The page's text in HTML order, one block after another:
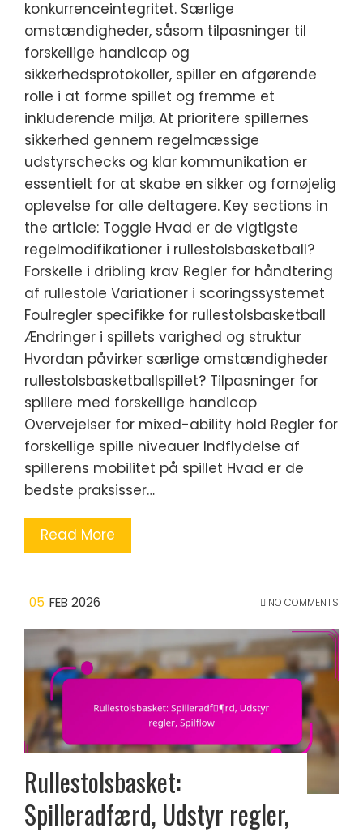
konkurrenceintegritet. Særlige
omstændigheder, såsom tilpasninger til
forskellige handicap og
sikkerhedsprotokoller, spiller en afgørende
rolle i at forme spillet og fremme et
inkluderende miljø. At prioritere spillernes
sikkerhed gennem regelmæssige
udstyrschecks og klar kommunikation er
essentielt for at skabe en sikker og fornøjelig
oplevelse for alle deltagere. Key sections in
the article: Toggle Hvad er de vigtigste
regelmodifikationer i rullestolsbasketball?
Forskelle i dribling krav Regler for håndtering
af rullestole Variationer i scoringssystemet
Foulregler specifikke for rullestolsbasketball
Ændringer i spillets varighed og struktur
Hvordan påvirker særlige omstændigheder
rullestolsbasketballspillet? Tilpasninger for
spillere med forskellige handicap
Overvejelser for mixed-ability hold Regler for
forskellige spille niveauer Indflydelse af
spillerens mobilitet på spillet Hvad er de
bedste praksisser…
Read More
05 FEB 2026 NO COMMENTS
Rullestolsbasket:
Spilleradfærd, Udstyr regler,